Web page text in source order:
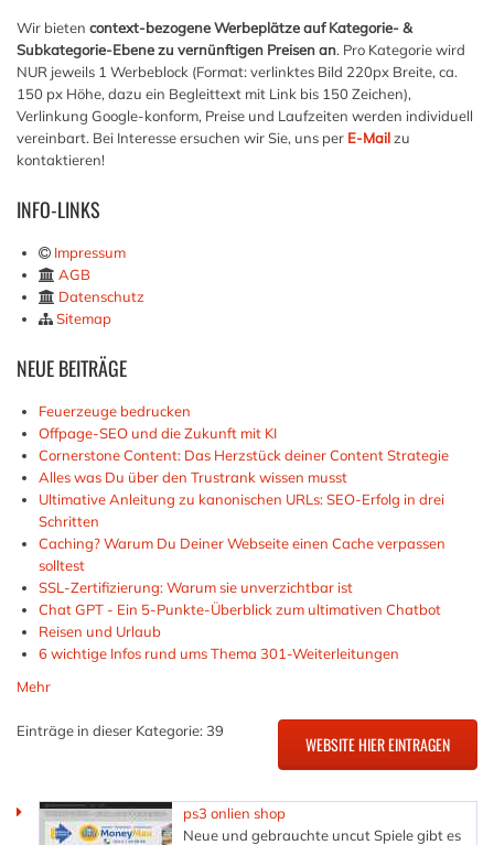
Wir bieten context-bezogene Werbeplätze auf Kategorie- &
Subkategorie-Ebene zu vernünftigen Preisen an. Pro Kategorie wird
NUR jeweils 1 Werbeblock (Format: verlinktes Bild 220px Breite, ca.
150 px Höhe, dazu ein Begleittext mit Link bis 150 Zeichen),
Verlinkung Google-konform, Preise und Laufzeiten werden individuell
vereinbart. Bei Interesse ersuchen wir Sie, uns per E-Mailzu
kontaktieren!
INFO-LINKS
Impressum
AGB
Datenschutz
Sitemap
NEUEBEITRÄGE
Feuerzeuge bedrucken
Offpage-SEO und die Zukunft mit KI
Cornerstone Content: Das Herzstück deiner Content Strategie
Alles was Du über den Trustrank wissen musst
Ultimative Anleitung zu kanonischen URLs: SEO-Erfolg in drei
Schritten
Caching? Warum Du Deiner Webseite einen Cache verpassen
solltest
SSL-Zertifizierung: Warum sie unverzichtbar ist
Chat GPT - Ein 5-Punkte-Überblick zum ultimativen Chatbot
Reisen und Urlaub
6 wichtige Infos rund ums Thema 301-Weiterleitungen
Mehr
Einträge in dieser Kategorie: 39
ps3 onlien shop
Neue und gebrauchte uncut Spiele gibt es